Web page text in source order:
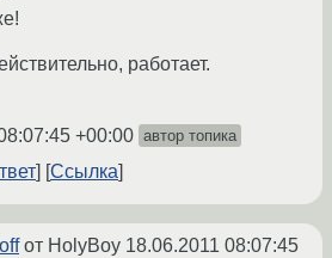
работает.
+00:00 автор топика
Ссылка
от HolyBoy 18.06.2011 08:07:45